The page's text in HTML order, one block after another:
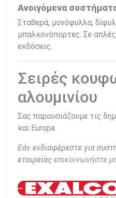
Ανοιγόμενα
Σταθερά, μονόφυλλα,
μπαλκονόπορτες. Σε
εκδόσεις.
Σειρές
αλουμινίου
Σας παρουσιάζουμε τις
και Europa.
Εάν ενδιαφέρεστε για
εταιρείας επικοινωνήστε